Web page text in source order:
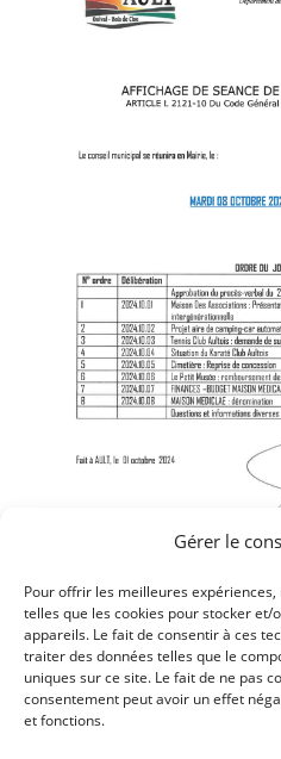
Gérer le
Pour offrir les meilleures
telles que les cookies pour stocker
appareils. Le fait de consentir à ces
traiter des données telles que le
uniques sur ce site. Le fait de ne pas
consentement peut avoir un effet
et fonctions.
Article précédent
VENTE EXCEPTIONNELLE
L’ASSOCIATION SOLIDARITÉ
OCTOBRE 2024